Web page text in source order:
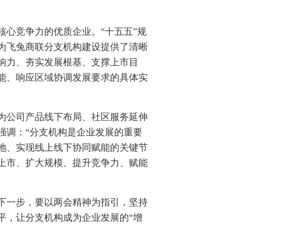
竞争力的优质企业。“十五五”规
飞兔商联分支机构建设提供了清晰
力、夯实发展根基、支撑上市目
、响应区域协调发展要求的具体实
公司产品线下布局、社区服务延伸
调：“分支机构是企业发展的重要
、实现线上线下协同赋能的关键节
市、扩大规模、提升竞争力、赋能
一步，要以两会精神为指引，坚持
，让分支机构成为企业发展的“增